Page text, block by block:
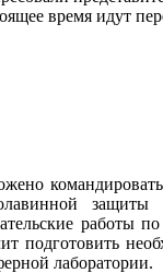
время идут
подготовить
лаборатории.